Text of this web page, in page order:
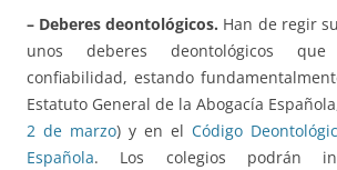
– Deberes deontológicos. Han de regir
unos deberes deontológicos
confiabilidad, estando
Estatuto General de la Abogacía
2 de marzo) y en el Código
Española. Los colegios podrán